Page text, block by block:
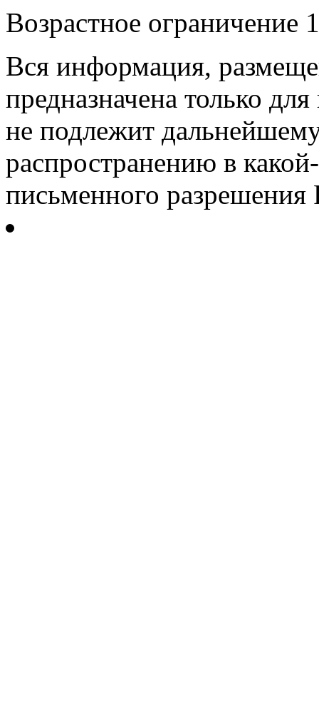
Возрастное ограничение
Вся информация,
предназначена только
не подлежит
распространению в
письменного разрешения